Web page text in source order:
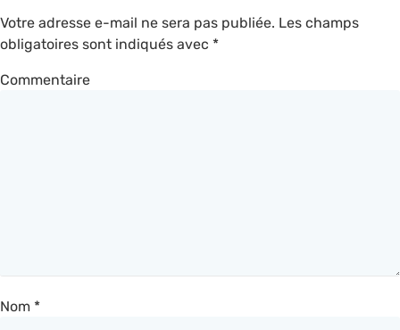
Votre adresse e-mail ne sera pas publiée. Les champs
obligatoires sont indiqués avec *
Commentaire
Nom *